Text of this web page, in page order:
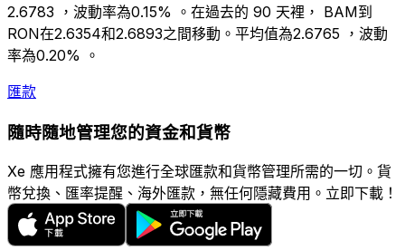
2.6783 ，波動率為0.15% 。在過去的 90 天裡， BAM到
RON在2.6354和2.6893之間移動。平均值為2.6765 ，波動
率為0.20% 。
匯款
隨時隨地管理您的資金和貨幣
Xe 應用程式擁有您進行全球匯款和貨幣管理所需的一切。貨
幣兌換、匯率提醒、海外匯款，無任何隱藏費用。立即下載！